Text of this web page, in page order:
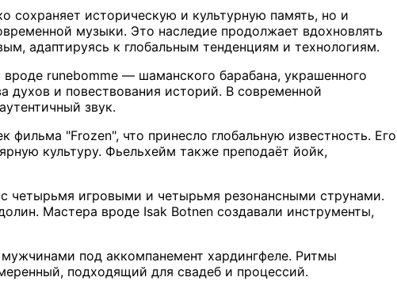
сохраняет историческую и культурную память, но и
музыки. Это наследие продолжает вдохновлять
адаптируясь к глобальным тенденциям и технологиям.
runebomme — шаманского барабана, украшенного
духов и повествования историй. В современной
звук.
"Frozen", что принесло глобальную известность. Его
культуру. Фьельхейм также преподаёт йойк,
четырьмя игровыми и четырьмя резонансными струнами.
Мастера вроде Isak Botnen создавали инструменты,
под аккомпанемент хардингфеле. Ритмы
подходящий для свадеб и процессий.